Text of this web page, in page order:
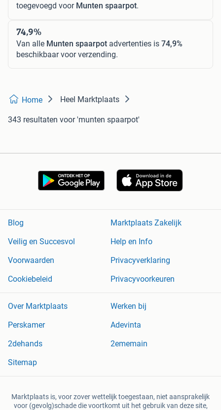
toegevoegd voor Munten spaarpot.
74,9%
Van alle Munten spaarpot advertenties is 74,9%
beschikbaar voor verzending.
Home Heel Marktplaats
343 resultaten voor 'munten spaarpot'
Blog
Marktplaats Zakelijk
Veilig en Succesvol
Help en Info
Voorwaarden
Privacyverklaring
Cookiebeleid
Privacyvoorkeuren
Over Marktplaats
Werken bij
Perskamer
Adevinta
2dehands
2ememain
Sitemap
Marktplaats is, voor zover wettelijk toegestaan, niet aansprakelijk
voor (gevolg)schade die voortkomt uit het gebruik van deze site,